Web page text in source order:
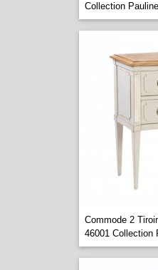
Collection Pauline
Commode 2
46001 Collection